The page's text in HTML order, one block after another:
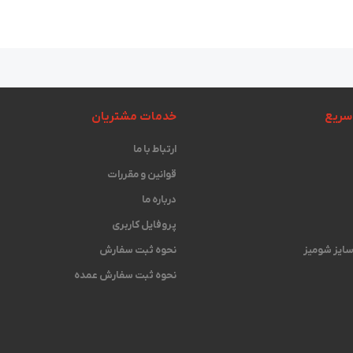
شومیز
خدمات مشتریان
ارتباط با ما
قوانین و مقررات
درباره ما
پروفایل کاربری
نحوه ثبت سفارش
نحوه ثبت سفارش عمده